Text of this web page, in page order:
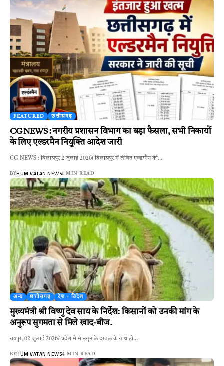
FEATURED छत्तीसगढ़
CG NEWS : नगरीय प्रशासन विभाग का बड़ा फैसला, सभी निकायों
के लिए एल्डरमैन नियुक्ति आदेश जारी
CG NEWS : बिलासपुर 2 जुलाई 2026। बिलासपुर में लंबित एल्डरमैन की…
BYHUM VATAN NEWS1 MIN READ
अन्य छत्तीसगढ़ देश - विदेश
मुख्यमंत्री श्री विष्णु देव साय के निर्देश: किसानों को उनकी मांग के
अनुरूप सुगमता से मिले खाद-बीज.
रायपुर, 02 जुलाई 2026/ प्रदेश में मानसून के दस्तक के साथ ही…
BYHUM VATAN NEWS4 MIN READ